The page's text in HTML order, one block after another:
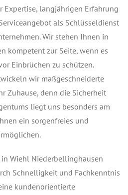
Expertise, langjährigen Erfahrung
als Schlüsseldienst
Wir stehen Ihnen in
kompetent zur Seite, wenn es
Einbrüchen zu schützen.
wir maßgeschneiderte
Zuhause, denn die Sicherheit
liegt uns besonders am
ein sorgenfreies und
Wiehl Niederbellinghausen
Schnelligkeit und Fachkenntnis
kundenorientierte